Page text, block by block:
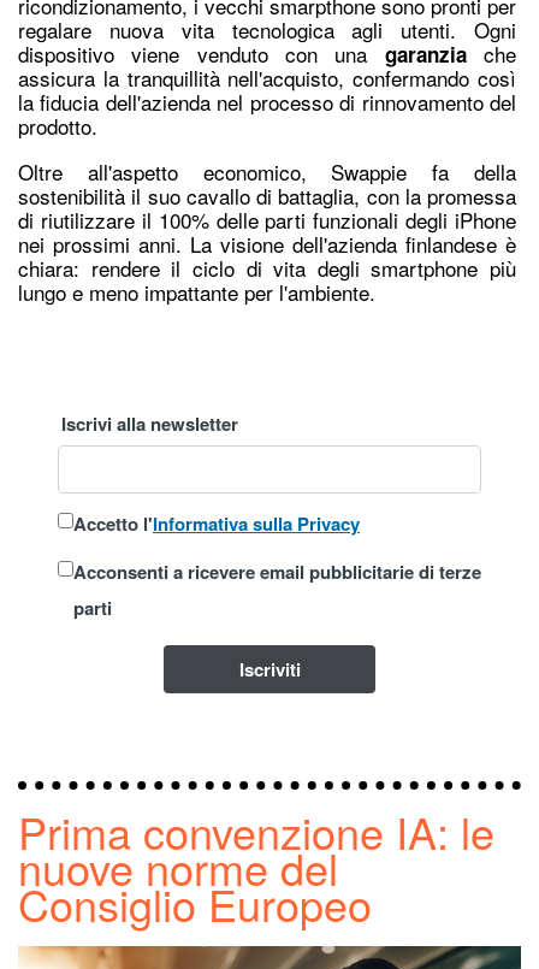
regalare nuova vita tecnologica agli utenti. Ogni
dispositivo viene venduto con una garanziache
assicura la tranquillità nell'acquisto, confermando così
la fiducia dell'azienda nel processo di rinnovamento del
prodotto.
Oltre all'aspetto economico, Swappie fa della
sostenibilità il suo cavallo di battaglia, con la promessa
di riutilizzare il 100% delle parti funzionali degli iPhone
nei prossimi anni. La visione dell'azienda finlandese è
chiara: rendere il ciclo di vita degli smartphone più
lungo e meno impattante per l'ambiente.
Iscrivi alla newsletter
Accetto l'Informativa sulla Privacy
Acconsenti a ricevere email pubblicitarie di terze
parti
Iscriviti
Prima convenzione IA: le
nuove norme del
Consiglio Europeo